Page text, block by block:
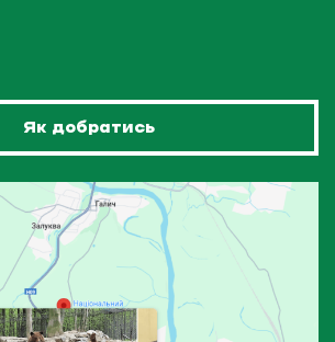
Як добратись